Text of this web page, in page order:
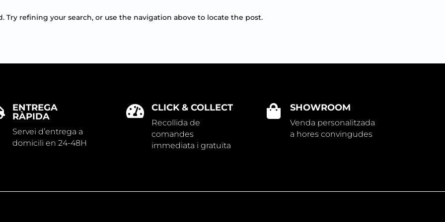
Try refining your search, or use the navigation above to locate the post.
ENTREGA
RÀPIDA
Servei d’entrega a
domicili en 24-48H
 CLICK & COLLECT
Recollida de
comandes
immediata i gratuïta
 SHOWROOM
Venda personalitzada
a hores convingudes